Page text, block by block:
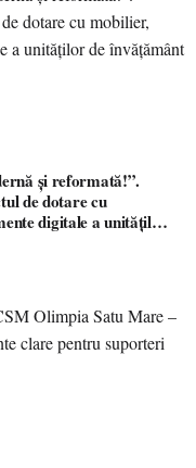
și reformată!”.
de dotare cu
digitale a unităților